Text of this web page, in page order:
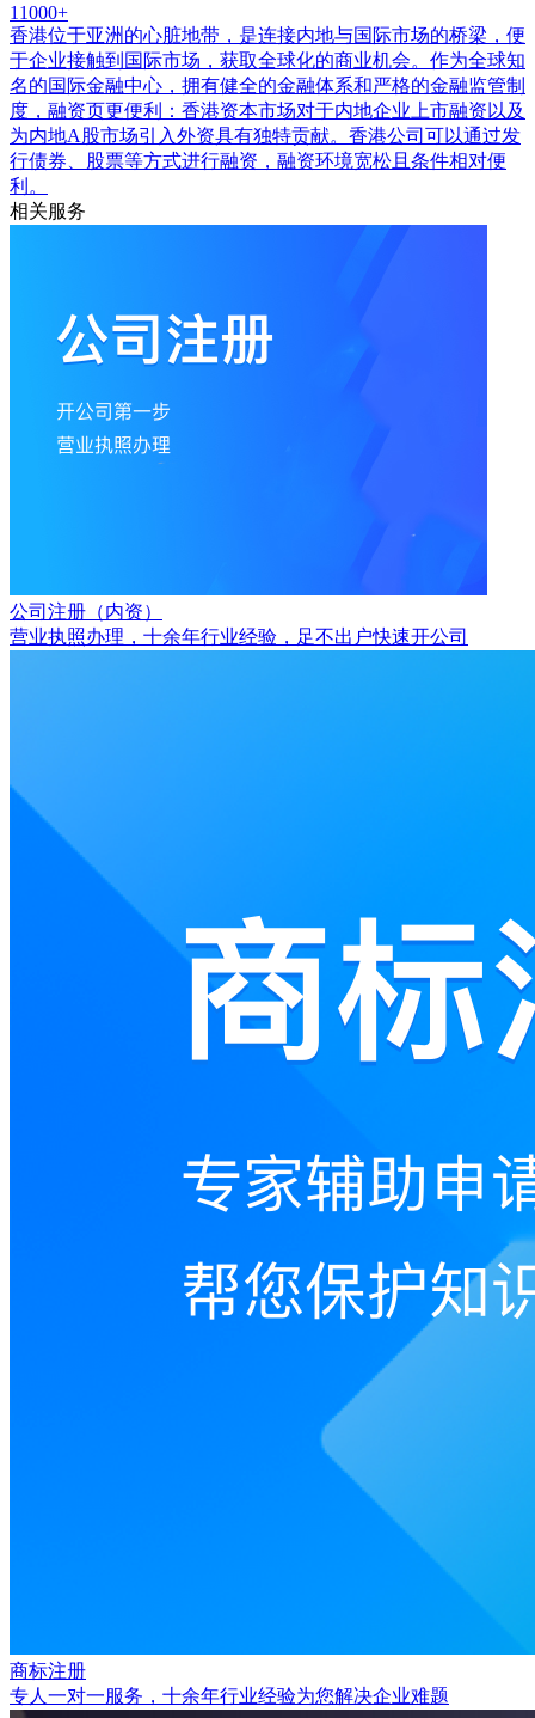
11000+
香港位于亚洲的心脏地带，是连接内地与国际市场的桥梁，便
于企业接触到国际市场，获取全球化的商业机会。作为全球知
名的国际金融中心，拥有健全的金融体系和严格的金融监管制
度，融资页更便利：香港资本市场对于内地企业上市融资以及
为内地A股市场引入外资具有独特贡献。香港公司可以通过发
行债券、股票等方式进行融资，融资环境宽松且条件相对便
利。
相关服务
公司注册（内资）
营业执照办理，十余年行业经验，足不出户快速开公司
商标注册
专人一对一服务，十余年行业经验为您解决企业难题